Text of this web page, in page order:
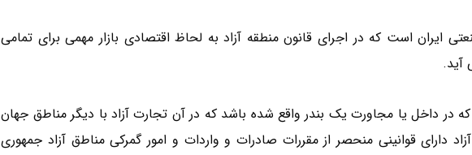
– صنعتی ایران است که در اجرای قانون منطقه آزاد به لحاظ اقتصادی بازار مهمی برای تمامی
آید.
در داخل یا مجاورت یک بندر واقع شده باشد که در آن تجارت آزاد با دیگر مناطق جهان
دارای قوانینی منحصر از مقررات صادرات و واردات و امور گمرکی مناطق آزاد جمهوری